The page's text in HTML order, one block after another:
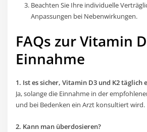
Beachten Sie Ihre individuelle
Anpassungen bei Nebenwirkungen.
FAQs zur Vitamin
Einnahme
1. Ist es sicher, Vitamin D3 und K2 täglich
Ja, solange die Einnahme in der
und bei Bedenken ein Arzt konsultiert wird.
2. Kann man überdosieren?